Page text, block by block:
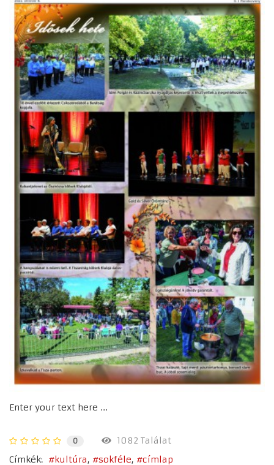
Enter your text here ...
0
1082 Találat
Címkék:
kultúra sokféle címlap